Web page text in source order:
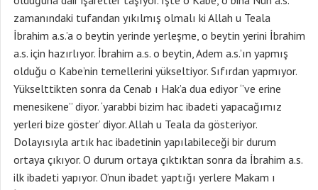
zamanındaki tufandan yıkılmış olmalı ki Allah u Teala
İbrahim a.s.’a o beytin yerinde yerleşme, o beytin yerini İbrahim
a.s. için hazırlıyor. İbrahim a.s. o beytin, Adem a.s.’ın yapmış
olduğu o Kabe’nin temellerini yükseltiyor. Sıfırdan yapmıyor.
Yükselttikten sonra da Cenab ı Hak’a dua ediyor ‘’ve erine
menesikene’’ diyor. ‘yarabbi bizim hac ibadeti yapacağımız
yerleri bize göster’ diyor. Allah u Teala da gösteriyor.
Dolayısıyla artık hac ibadetinin yapılabileceği bir durum
ortaya çıkıyor. O durum ortaya çıktıktan sonra da İbrahim a.s.
ilk ibadeti yapıyor. O’nun ibadet yaptığı yerlere Makam ı